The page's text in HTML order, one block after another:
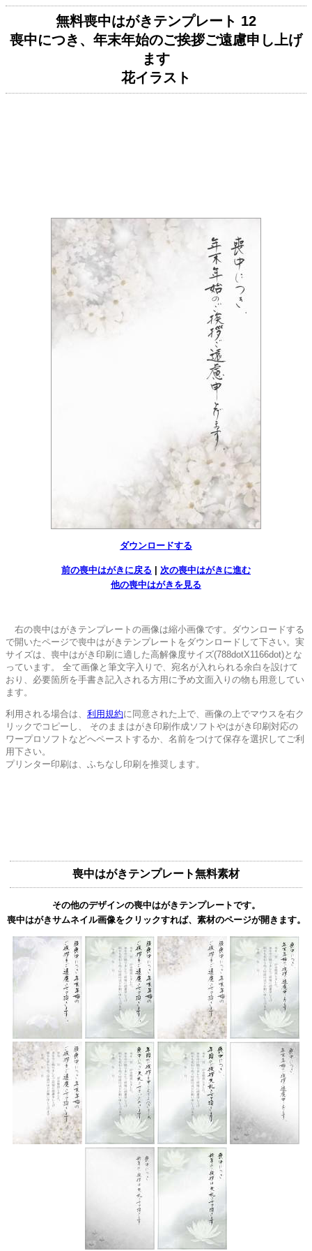
無料喪中はがきテンプレート 12
喪中につき、年末年始のご挨拶ご遠慮申し上げ
ます
花イラスト
ダウンロードする
前の喪中はがきに戻る | 次の喪中はがきに進む
他の喪中はがきを見る
右の喪中はがきテンプレートの画像は縮小画像です。ダウンロードする
で開いたページで喪中はがきテンプレートをダウンロードして下さい。実
サイズは、喪中はがき印刷に適した高解像度サイズ(788dotX1166dot)とな
っています。 全て画像と筆文字入りで、宛名が入れられる余白を設けて
おり、必要箇所を手書き記入される方用に予め文面入りの物も用意してい
ます。
利用される場合は、 利用規約に同意された上で、画像の上でマウスを右ク
リックでコピーし、 そのままはがき印刷作成ソフトやはがき印刷対応の
ワープロソフトなどへペーストするか、名前をつけて保存を選択してご利
用下さい。
プリンター印刷は、ふちなし印刷を推奨します。
喪中はがきテンプレート無料素材
その他のデザインの喪中はがきテンプレートです。
喪中はがきサムネイル画像をクリックすれば、素材のページが開きます。